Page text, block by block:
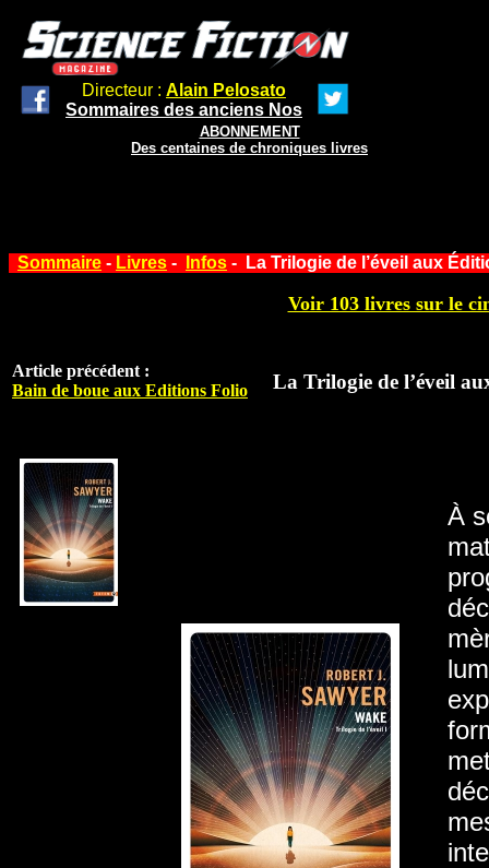
Directeur : Alain Pelosato
Sommaires des anciens Nos
ABONNEMENT
Des centaines de chroniques livres
Sommaire - Livres - Infos - La Trilogie de l’éveil aux
Voir 103 livres sur le
Article précédent :
Bain de boue aux Editions Folio
La Trilogie de l’éveil
À